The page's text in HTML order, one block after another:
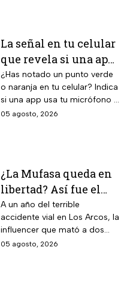
intereses
actualizaciones de sistema
operativo garantizadas y suite
completa de Galaxy AI con
inteligencia artificial integrada.
La señal en tu celular
que revela si una app
te está escuchando
¡No la ignores!
¿Has notado un punto verde
o naranja en tu celular? Indica
si una app usa tu micrófono o
cámara, clave para tu
05 agosto, 2026
¿La Mufasa queda en
libertad? Así fue el
aparatoso accidente
en Los Arcos de
Querétaro en el que
murieron 2 personas
A un año del terrible
accidente vial en Los Arcos, la
influencer que mató a dos
personas podría ser liberada
05 agosto, 2026